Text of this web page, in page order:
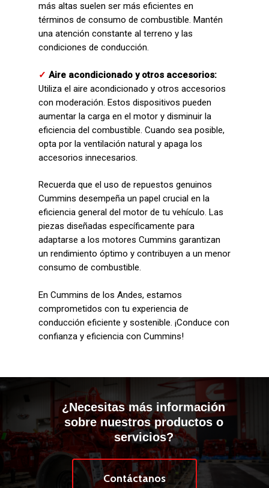
más altas suelen ser más eficientes en
términos de consumo de combustible. Mantén
una atención constante al terreno y las
condiciones de conducción.
✓ Aire acondicionado y otros accesorios:
Utiliza el aire acondicionado y otros accesorios
con moderación. Estos dispositivos pueden
aumentar la carga en el motor y disminuir la
eficiencia del combustible. Cuando sea posible,
opta por la ventilación natural y apaga los
accesorios innecesarios.
Recuerda que el uso de repuestos genuinos
Cummins desempeña un papel crucial en la
eficiencia general del motor de tu vehículo. Las
piezas diseñadas específicamente para
adaptarse a los motores Cummins garantizan
un rendimiento óptimo y contribuyen a un menor
consumo de combustible.
En Cummins de los Andes, estamos
comprometidos con tu experiencia de
conducción eficiente y sostenible. ¡Conduce con
confianza y eficiencia con Cummins!
¿Necesitas más información
sobre nuestros productos o
servicios?
Contáctanos